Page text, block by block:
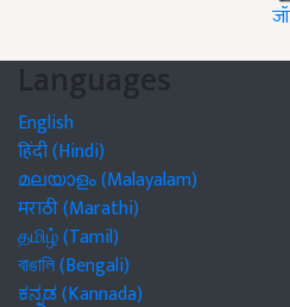
Languages
English
हिंदी (Hindi)
മലയാളം (Malayalam)
मराठी (Marathi)
தமிழ் (Tamil)
বাঙালি (Bengali)
ಕನ್ನಡ (Kannada)